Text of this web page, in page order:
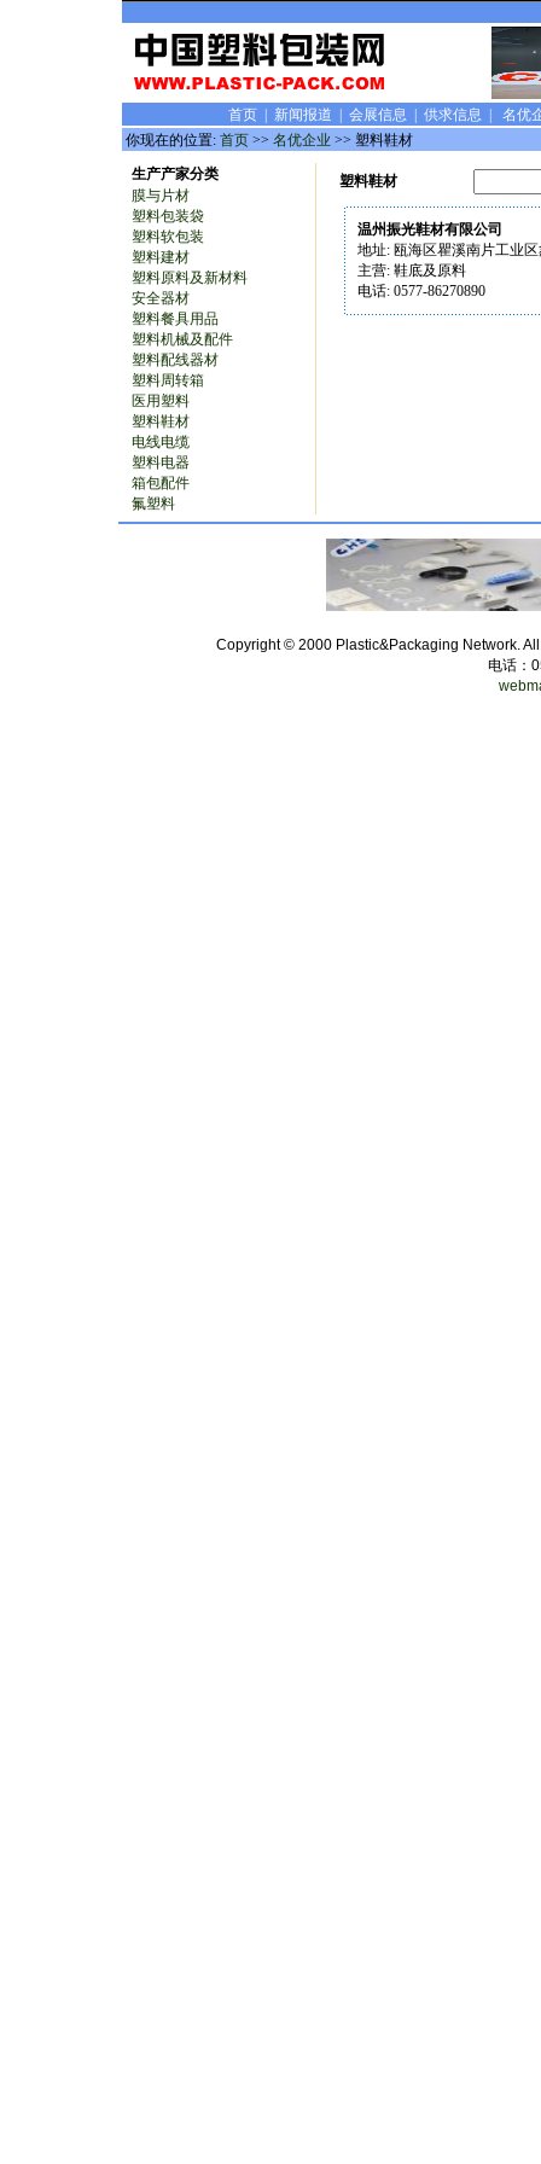
首页| 新闻报道 会展信息 供求信息
名优
你现在的位置: 首页 >> 名优企业 >> 塑料鞋材
生产产家分类
膜与片材
塑料包装袋
塑料软包装
塑料建材
塑料原料及新材料
安全器材
塑料餐具用品
塑料机械及配件
塑料配线器材
塑料周转箱
医用塑料
塑料鞋材
电线电缆
塑料电器
箱包配件
氟塑料
塑料鞋材
温州振光鞋材有限公司
地址: 瓯海区瞿溪南片工业
主营: 鞋底及原料
电话: 0577-86270890
Copyright © 2000 Plastic&Packaging Network.
电话：